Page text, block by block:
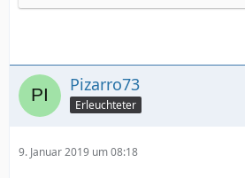
Pizarro73
Erleuchteter
9. Januar 2019 um 08:18